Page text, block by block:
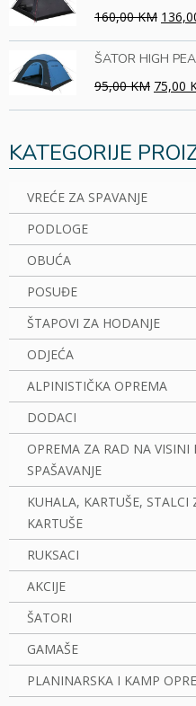
160,00 KM
ŠATOR HIGH
95,00 KM 75,00
KATEGORIJE
VREĆE ZA SPAVANJE
PODLOGE
OBUĆA
POSUĐE
ŠTAPOVI ZA HODANJE
ODJEĆA
ALPINISTIČKA OPREMA
DODACI
OPREMA ZA RAD NA VISINI I
SPAŠAVANJE
KUHALA, KARTUŠE, STALCI
KARTUŠE
RUKSACI
AKCIJE
ŠATORI
GAMAŠE
PLANINARSKA I KAMP